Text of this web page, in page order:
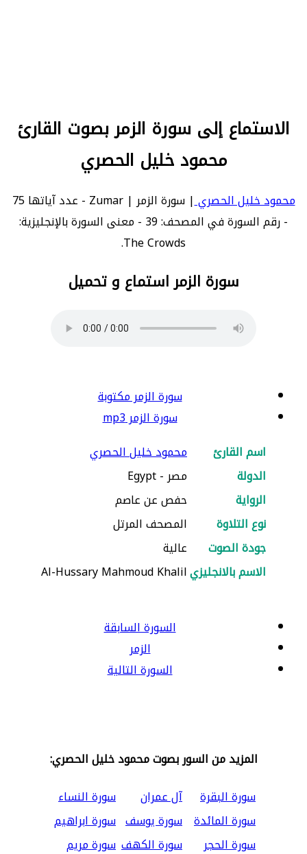
الاستماع إلى سورة الزمر بصوت القارئ
محمود خليل الحصري
محمود خليل الحصري
| سورة الزمر | Zumar - عدد آياتها 75
- رقم السورة في المصحف: 39 - معنى السورة بالإنجليزية:
The Crowds.
سورة الزمر استماع و تحميل
سورة الزمر مكتوبة
سورة الزمر mp3
اسم القارئ
محمود خليل الحصري
الدولة
مصر - Egypt
الرواية
حفص عن عاصم
نوع التلاوة
المصحف المرتل
جودة الصوت
عالية
الاسم بالانجليزيAl-Hussary Mahmoud Khalil
السورة السابقة
الزمر
السورة التالية
المزيد من السور بصوت محمود خليل الحصري:
سورة البقرة
آل عمران
سورة النساء
سورة المائدة سورة يوسف سورة ابراهيم
سورة الحجر
سورة الكهف سورة مريم